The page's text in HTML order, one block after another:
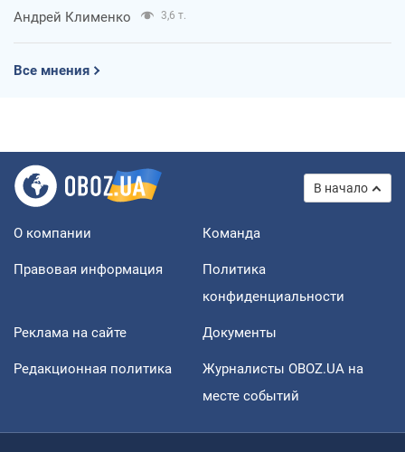
Андрей Клименко 3,6 т.
Все мнения
В начало
О компании Команда
Правовая информация
Политика
конфиденциальности
Реклама на сайте Документы
Редакционная политика
Журналисты OBOZ.UA на
месте событий